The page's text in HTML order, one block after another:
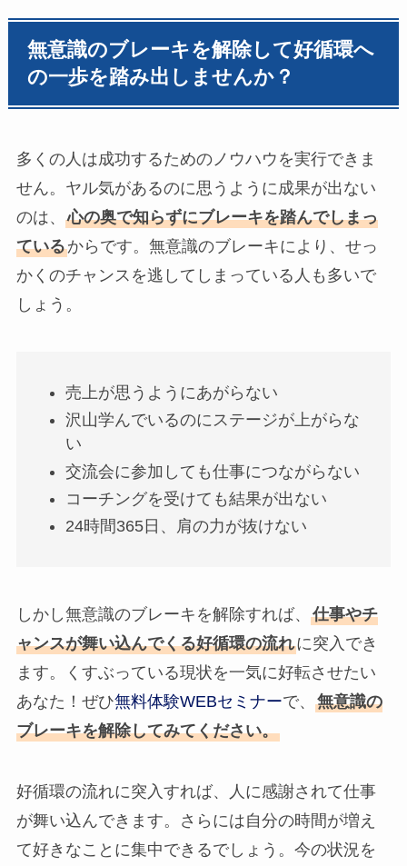
無意識のブレーキを解除して好循環へ
の一歩を踏み出しませんか？
多くの人は成功するためのノウハウを実行できま
せん。ヤル気があるのに思うように成果が出ない
のは、 心の奥で知らずにブレーキを踏んでしまっ
ているからです。無意識のブレーキにより、せっ
かくのチャンスを逃してしまっている人も多いで
しょう。
売上が思うようにあがらない
沢山学んでいるのにステージが上がらな
い
交流会に参加しても仕事につながらない
コーチングを受けても結果が出ない
24時間365日、肩の力が抜けない
しかし無意識のブレーキを解除すれば、 仕事やチ
ャンスが舞い込んでくる好循環の流れに突入でき
ます。くすぶっている現状を一気に好転させたい
あなた！ぜひ無料体験WEBセミナーで、 無意識の
ブレーキを解除してみてください。
好循環の流れに突入すれば、人に感謝されて仕事
が舞い込んできます。さらには自分の時間が増え
て好きなことに集中できるでしょう。今の状況を